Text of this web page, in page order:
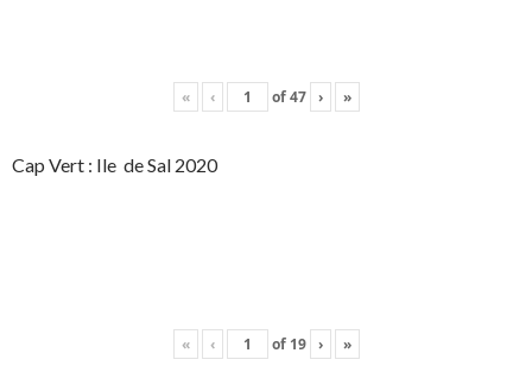
« ‹ of47 › »
Cap Vert : Ile de Sal 2020
« ‹ of 19 › »